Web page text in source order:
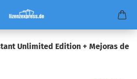
Unlimited Edition + Mejoras de